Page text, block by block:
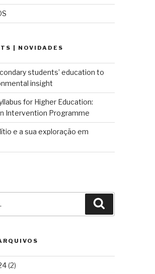
| NOVIDADES
students’ education to
insight
for Higher Education:
Intervention Programme
e a sua exploração em
(2)